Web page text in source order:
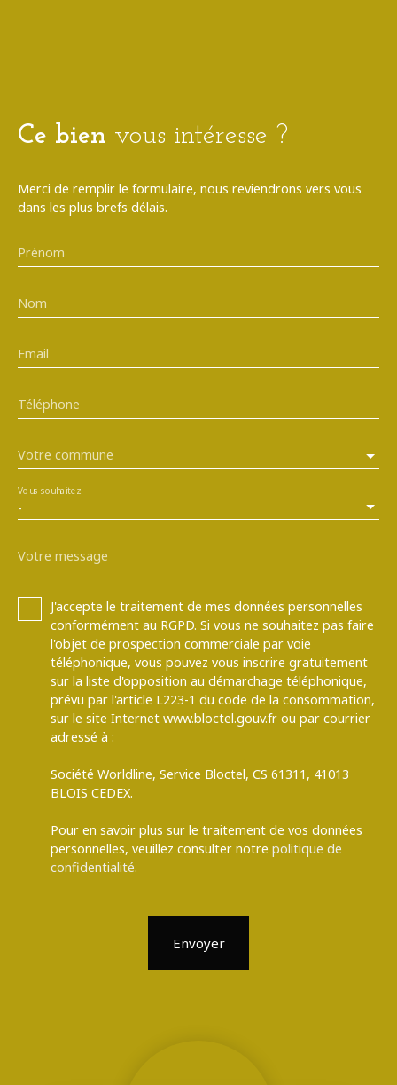
Ce bien vous intéresse ?
Merci de remplir le formulaire, nous reviendrons vers vous
dans les plus brefs délais.
Prénom
Nom
Email
Téléphone
Votre commune
-
Vous souhaitez
Votre message
J'accepte le traitement de mes données personnelles
conformément au RGPD. Si vous ne souhaitez pas faire
l'objet de prospection commerciale par voie
téléphonique, vous pouvez vous inscrire gratuitement
sur la liste d'opposition au démarchage téléphonique,
prévu par l'article L223-1 du code de la consommation,
sur le site Internet www.bloctel.gouv.fr ou par courrier
adressé à :
Société Worldline, Service Bloctel, CS 61311, 41013
BLOIS CEDEX.
Pour en savoir plus sur le traitement de vos données
personnelles, veuillez consulter notre politique de
confidentialité.
Envoyer